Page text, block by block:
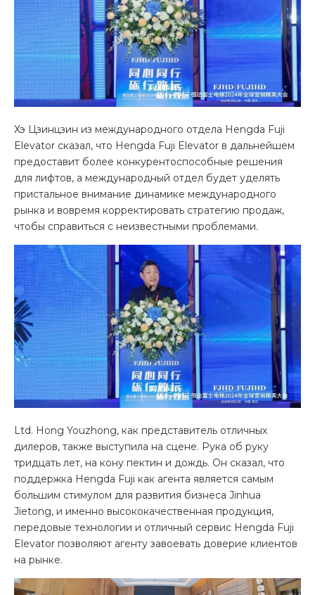
Хэ Цзинцзин из международного отдела Hengda Fuji
Elevator сказал, что Hengda Fuji Elevator в дальнейшем
предоставит более конкурентоспособные решения
для лифтов, а международный отдел будет уделять
пристальное внимание динамике международного
рынка и вовремя корректировать стратегию продаж,
чтобы справиться с неизвестными проблемами.
Ltd. Hong Youzhong, как представитель отличных
дилеров, также выступила на сцене. Рука об руку
тридцать лет, на кону пектин и дождь. Он сказал, что
поддержка Hengda Fuji как агента является самым
большим стимулом для развития бизнеса Jinhua
Jietong, и именно высококачественная продукция,
передовые технологии и отличный сервис Hengda Fuji
Elevator позволяют агенту завоевать доверие клиентов
на рынке.